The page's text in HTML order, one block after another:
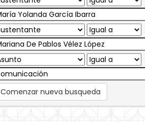
Comenzar nueva busqueda